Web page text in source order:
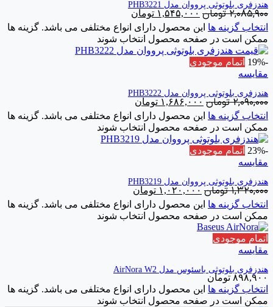
هندزفری بلوتوثی پرووان مدل PHB3221
۲,۰۸۵,۹۰۰ تومان ۱,۵۴۵,۰۰۰ تومان
انتخاب گزینه ها این محصول دارای انواع مختلفی می باشد. گزینه ها
ممکن است در صفحه محصول انتخاب شوند
-19%
اتمام موجودی
مقایسه
هندزفری بلوتوثی پرووان مدل PHB3222
۲,۰۹۰,۰۰۰ تومان ۱,۶۸۶,۰۰۰ تومان
انتخاب گزینه ها این محصول دارای انواع مختلفی می باشد. گزینه ها
ممکن است در صفحه محصول انتخاب شوند
-23%
اتمام موجودی
مقایسه
هندزفری بلوتوثی پرووان مدل PHB3219
۱,۳۲۰,۰۰۰ تومان ۱,۰۲۰,۰۰۰ تومان
انتخاب گزینه ها این محصول دارای انواع مختلفی می باشد. گزینه ها
ممکن است در صفحه محصول انتخاب شوند
اتمام موجودی
مقایسه
هندزفری بلوتوثی باسئوس مدل AirNora W2
۸۹۸,۹۰۰ تومان
انتخاب گزینه ها این محصول دارای انواع مختلفی می باشد. گزینه ها
ممکن است در صفحه محصول انتخاب شوند